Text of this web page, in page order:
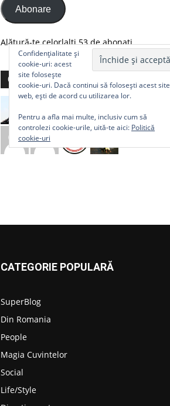
Abonare
Alătură-te celorlalți 53 de abonați.
Comunitate
Confidențialitate și
cookie-uri: acest
site folosește
cookie-uri. Dacă continui să folosești acest site
web, ești de acord cu utilizarea lor.
Pentru a afla mai multe, inclusiv cum să
controlezi cookie-urile, uită-te aici: Politică
cookie-uri
CATEGORIE POPULARĂ
SuperBlog
Din Romania
People
Magia Cuvintelor
Social
Life/Style